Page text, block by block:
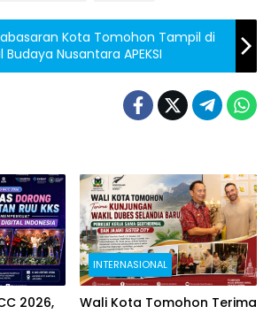
Kota Tomohon Tampil di
Budaya Nusantara APEKSI
2026,
INTERNASIONAL
Wali Kota Tomohon Terima